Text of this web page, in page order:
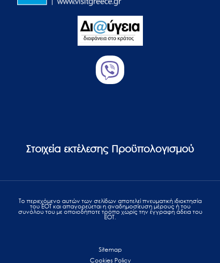
Στοιχεία εκτέλεσης Προϋπολογισμού
Το περιεχόμενο αυτών των σελίδων αποτελεί πvευματική ιδιοκτησία
του ΕΟΤ και απαγορεύεται η αναδημοσίευση μέρους ή του
συνόλου του με οποιοδήποτε τρόπο χωρίς την έγγραφη άδεια του
ΕΟΤ.
Sitemap
Cookies Policy